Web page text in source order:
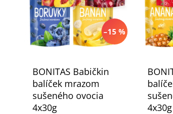
–15 %
BONITAS Babičkin
balíček mrazom
sušeného ovocia
4x30g
4x30g